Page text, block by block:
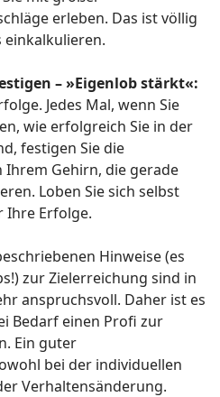
erleben. Das ist völlig
einkalkulieren.
– »Eigenlob stärkt«:
Jedes Mal, wenn Sie
wie erfolgreich Sie in der
festigen Sie die
Gehirn, die gerade
Loben Sie sich selbst
Ihre Erfolge.
Hinweise (es
zur Zielerreichung sind in
anspruchsvoll. Daher ist es
Bedarf einen Profi zur
Ein guter
bei der individuellen
Verhaltensänderung.